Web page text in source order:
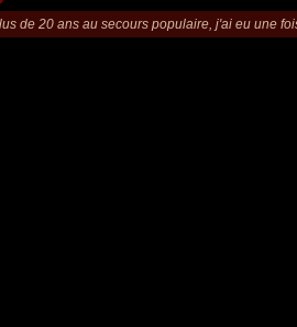
de 20 ans au secours populaire, j'ai eu une